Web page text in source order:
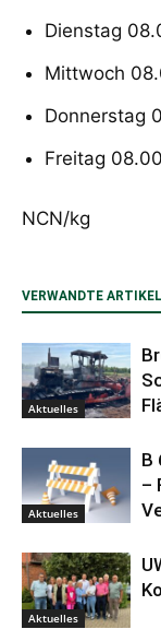
Dienstag
Mittwoch
Donnerstag
Freitag
NCN/kg
VERWANDTE ARTIKEL
Aktuelles
Aktuelles
B
–
Aktuelles